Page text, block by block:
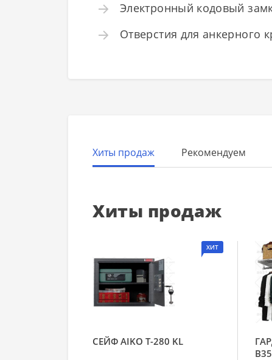
Электронный кодовый
Отверстия для анкерного
Хиты продаж Рекомендуем
Хиты продаж
ХИТ
СЕЙФ AIKO Т-280 KL